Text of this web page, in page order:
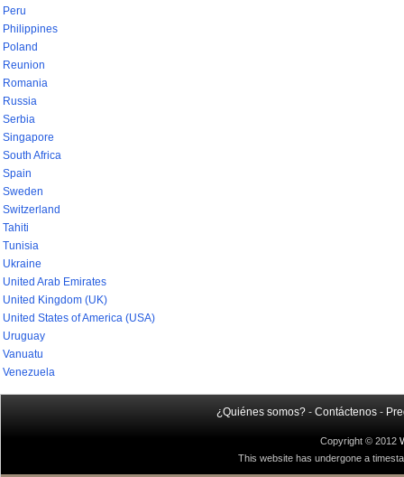
Peru
Philippines
Poland
Reunion
Romania
Russia
Serbia
Singapore
South Africa
Spain
Sweden
Switzerland
Tahiti
Tunisia
Ukraine
United Arab Emirates
United Kingdom (UK)
United States of America (USA)
Uruguay
Vanuatu
Venezuela
¿Quiénes somos? - Contáctenos -
Copyright © 2012
This website has undergone a